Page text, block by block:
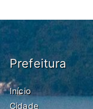
Prefeitura
Início
Cidade